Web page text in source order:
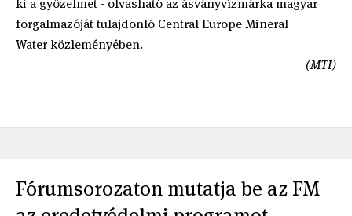
ki a győzelmet - olvasható az ásványvízmárka magyar
forgalmazóját tulajdonló Central Europe Mineral
Water közleményében.
(MTI)
Fórumsorozaton mutatja be az FM